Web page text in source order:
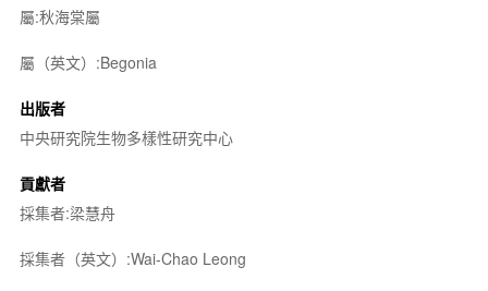
屬:秋海棠屬
屬（英文）:Begonia
出版者
中央研究院生物多樣性研究中心
貢獻者
採集者:梁慧舟
採集者（英文）:Wai-Chao Leong